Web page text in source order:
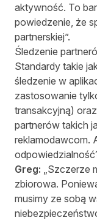
aktywność. To
powiedzenie, że
partnerskiej”.
Śledzenie
Standardy takie
śledzenie w
zastosowanie
transakcyjną)
partnerów takich
reklamodawcom.
Greg:
„Szczerze
zbiorowa.
musimy ze sobą